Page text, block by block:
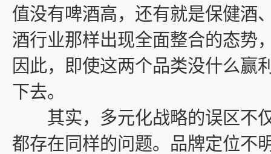
值没有啤酒高，还有就是保健酒
酒行业那样出现全面整合的态势
因此，即使这两个品类没什么赢
下去。
其实，多元化战略的误区不
都存在同样的问题。品牌定位不